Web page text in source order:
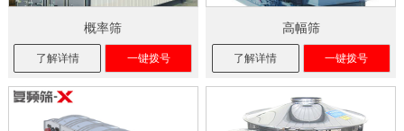
概率筛
了解详情 一键拨号
高幅筛
了解详情 一键拨号